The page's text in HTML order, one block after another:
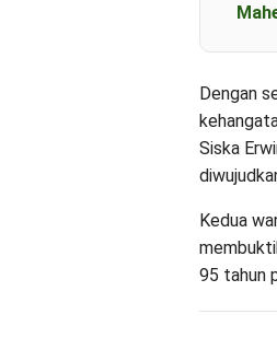
Dengan
Siska
Kedua
95 tahun